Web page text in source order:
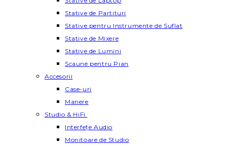
Stative de Partituri
Stative pentru Instrumente de Suflat
Stative de Mixere
Stative de Lumini
Scaune pentru Pian
Accesorii
Case-uri
Manere
Studio & HiFi
Interfețe Audio
Monitoare de Studio